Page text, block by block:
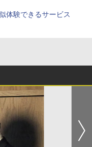
体験できるサービス